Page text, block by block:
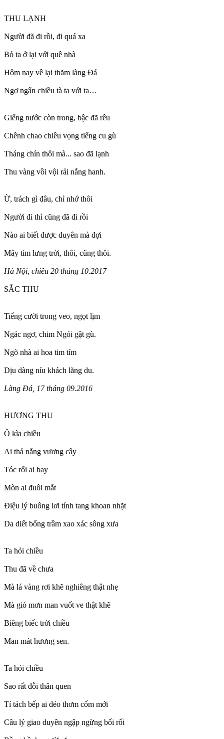
THU LẠNH
Người đã đi rồi, đi quá xa
Bỏ ta ở lại với quê nhà
Hôm nay về lại thăm làng Đá
Ngơ ngẩn chiều tà ta với ta…
Giếng nước còn trong, bậc đã rêu
Chênh chao chiều vọng tiếng cu gù
Tháng chín thôi mà... sao đã lạnh
Thu vàng vồi vội rải nắng hanh.
Ừ, trách gì đâu, chỉ nhớ thôi
Người đi thì cũng đã đi rồi
Nào ai biết được duyên mà đợi
Mây tím lưng trời, thôi, cũng thôi.
Hà Nội, chiều 20 tháng 10.2017
SẮC THU
Tiếng cười trong veo, ngọt lịm
Ngác ngơ, chim Ngói gật gù.
Ngõ nhà ai hoa tim tím
Dịu dàng níu khách lãng du.
Làng Đá, 17 tháng 09.2016
HƯƠNG THU
Ô kìa chiều
Ai thả nắng vương cây
Tóc rối ai bay
Mòn ai đuôi mắt
Điệu lý buông lơi tính tang khoan nhặt
Da diết bổng trầm xao xác sông xưa
Ta hỏi chiều
Thu đã về chưa
Mà lá vàng rơi khẽ nghiêng thật nhẹ
Mà gió mơn man vuốt ve thật khẽ
Biêng biếc trời chiều
Man mát hương sen.
Ta hỏi chiều
Sao rất đỗi thân quen
Tí tách bếp ai dẻo thơm cốm mới
Câu lý giao duyên ngập ngừng bối rối